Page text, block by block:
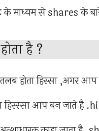
माध्यम से shares के बारे
है ?
होता हिस्सा ,अगर
हिस्स्सा आप बन जाते है